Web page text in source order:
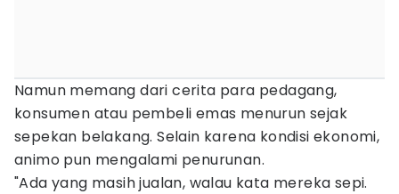
Namun memang dari cerita para pedagang,
konsumen atau pembeli emas menurun sejak
sepekan belakang. Selain karena kondisi ekonomi,
animo pun mengalami penurunan.
"Ada yang masih jualan, walau kata mereka sepi.